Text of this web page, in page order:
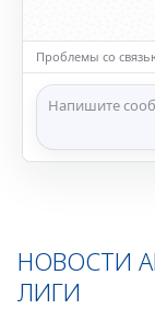
насилию.
ℹ️ Модераторы
сообщения и
нарушении
Проблемы со
НОВОСТИ
ЛИГИ